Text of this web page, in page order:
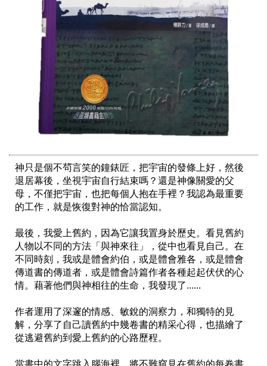
神只是個不茍言笑的鐘錶匠，把宇宙的發條上好，然後
退居幕後，坐視宇宙自行結束嗎？還是神像關愛的父
母，不僅把宇宙，也把每個人抱在手裡？我認為最重要
的工作，就是恢復對神的恰當認知。
最後，我愛上舊約，因為它讓我置身於歷史。看見舊約
人物以不同的方法「與神來往」，從中也看見自己。在
不同時刻，我或是體會約伯，或是體會雅各，或是體會
傳道書的傳道者，或是體會詩篇作者各種起起伏伏的心
情。藉著他們與神相往的生命，我發現了......
作者運用了深邃的情感、敏銳的洞察力，和獨特的見
解，分享了自己讀舊約中幾卷書的精采心得，也描繪了
從逃避舊約到愛上舊約的心路歷程。
當書中的文字跳入腦海裡，將不難窺見在舊約的每卷書